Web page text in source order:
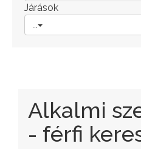
Járások
Alkalmi
- férfi